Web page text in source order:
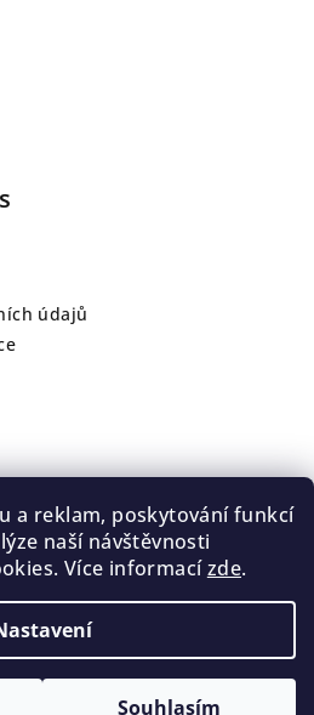
a reklam, poskytování funkcí
naší návštěvnosti
Více informacízde.
Souhlasím
údajů
. Všechna práva vyhrazena.
cookies